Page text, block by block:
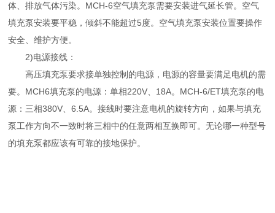
体、排放气体污染。MCH-6空气填充泵需要安装进气延长管。空气
填充泵安装要平稳，倾斜不能超过5度。空气填充泵安装位置要操作
安全、维护方便。
2)电源接线：
高压填充泵要求接单独控制的电源，电源的容量要满足电机的需
要。MCH6填充泵的电源：单相220V、18A。MCH-6/ET填充泵的电
源：三相380V、6.5A。接线时要注意电机的旋转方向，如果与填充
泵工作方向不一致时将三相中的任意两相互换即可。无论哪一种型号
的填充泵都应该有可靠的接地保护。